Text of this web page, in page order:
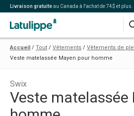
Livraison gratuiteau Canada à l'achat de 74$ et plus.
Accueil Tout Vêtements Vêtements de
Veste matelassée Mayen pour homme
Swix
Veste matelassée